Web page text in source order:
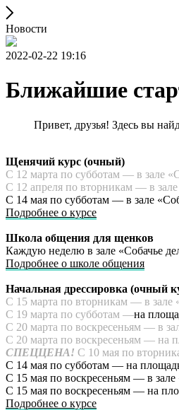
Новости
2022-02-22 19:16
Ближайшие
Привет, друзья! Здесь вы
Щенячий курс (очный)
С 12 марта по субботам — в зале
С 12 апреля по вторникам — в
С 14 мая по субботам — в зале
Подробнее о курсе
Школа общения для щенков
Каждую неделю в зале «Собачье
Подробнее о школе общения
Начальная дрессировка (очный
С 15 марта по вторникам — в зале
С 19 марта по субботам —на
С 20 марта по воскресеньям — в
С 20 марта по воскресеньям — на
СПЕЦЦЕНА! С 10 мая по
С 14 мая по субботам — на
С 15 мая по воскресеньям — в
С 15 мая по воскресеньям — на
Подробнее о курсе